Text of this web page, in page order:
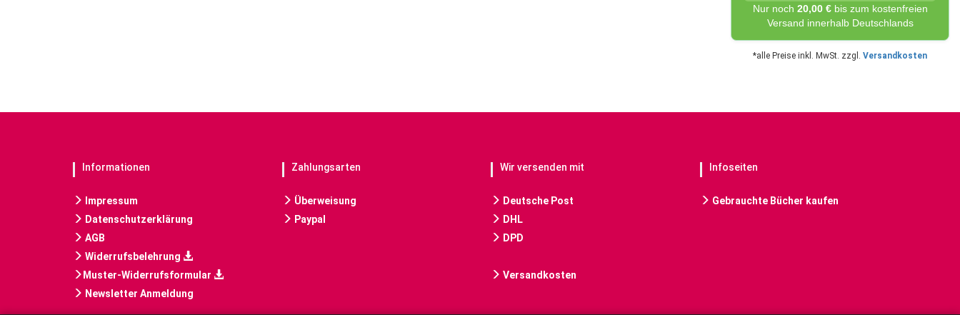
Nur noch 20,00 €bis zum kostenfreien
Versand innerhalb Deutschlands
*alle Preise inkl. MwSt. zzgl. Versandkosten
Informationen
Impressum
Datenschutzerklärung
AGB
Widerrufsbelehrung
Muster-Widerrufsformular
Newsletter Anmeldung
Zahlungsarten
Überweisung
Paypal
Wir versenden mit
Deutsche Post
DHL
DPD
Versandkosten
Infoseiten
Gebrauchte Bücher kaufen